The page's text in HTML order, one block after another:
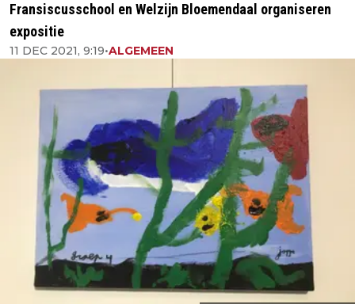
Fransiscusschool en Welzijn Bloemendaal organiseren
expositie
11 DEC 2021, 9:19•ALGEMEEN